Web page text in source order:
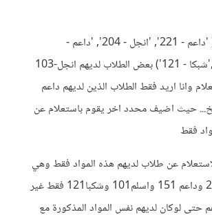
AND ramz IN ( 'داعم - 221', 'انجل - 204', 'داعم -
151','اسلم - 101','شبكا - 121') بعض الطلاب لديهم انجل-103
وانا اريد فقط الطلاب الذين لديهم داعم
وانجل204 الخ... حيث اضيف محدد اخر يقوم باستعلام عن
فقط
عن طلاب لديهم هذه المواد فقط وهي
داعم221 وانجل204 وداعم 151 واسلم101 وشكبا121 فقط غير
حتى لوكان لديهم نفس المواد المذكورة مع